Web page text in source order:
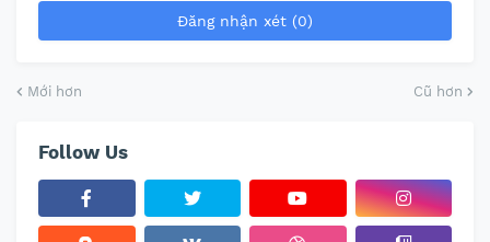
Đăng nhận xét (0)
Mới hơn Cũ hơn
Follow Us